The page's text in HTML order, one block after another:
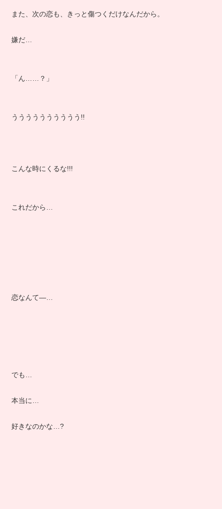
また、次の恋も、きっと傷つくだけなんだから。
嫌だ…
「ん……？」
うううううううううう!!
こんな時にくるな!!!
これだから…
恋なんて―…
でも…
本当に…
好きなのかな…?